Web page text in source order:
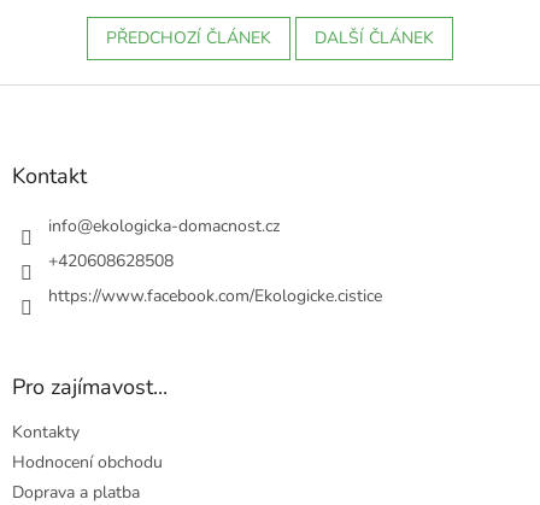
PŘEDCHOZÍ ČLÁNEK DALŠÍ ČLÁNEK
Z
Kontakt
info@ekologicka-domacnost.cz
+420608628508
https://www.facebook.com/Ekologicke.cistice
Pro zajímavost...
Kontakty
Hodnocení obchodu
Doprava a platba